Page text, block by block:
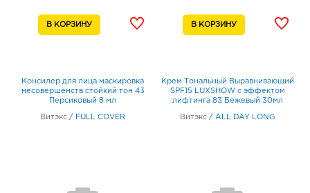
Консилер для лица маскировка
несовершенств стойкий тон 43
Персиковый 8 мл
Витэкс / FULL COVER
Крем Тональный Выравнивающий
SPF15 LUXSHOW с эффектом
лифтинга 83 Бежевый 30мл
Витэкс / ALL DAY LONG